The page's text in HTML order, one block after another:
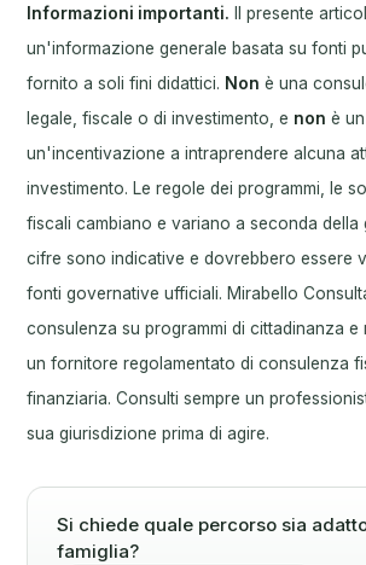
Informazioni importanti. Il presente
un'informazione generale basata su fonti
fornito a soli fini didattici. Non è una
legale, fiscale o di investimento, e non è
un'incentivazione a intraprendere alcuna
investimento. Le regole dei programmi, le
fiscali cambiano e variano a seconda della
cifre sono indicative e dovrebbero essere
fonti governative ufficiali. Mirabello
consulenza su programmi di cittadinanza e
un fornitore regolamentato di consulenza
finanziaria. Consulti sempre un
sua giurisdizione prima di agire.
Si chiede quale percorso sia
famiglia?